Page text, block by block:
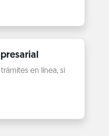
en línea, si